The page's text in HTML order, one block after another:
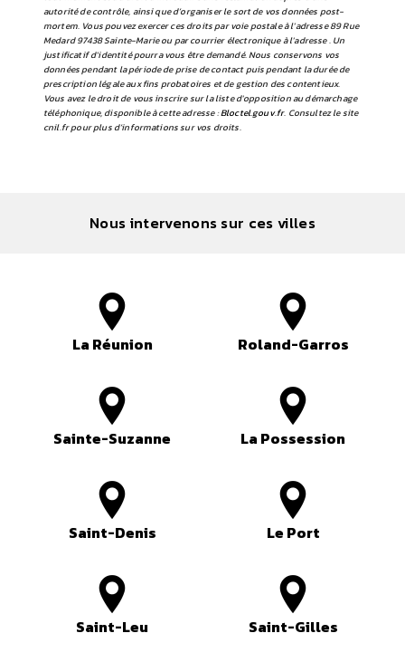
autorité de contrôle, ainsi que d’organiser le sort de vos données post-
mortem. Vous pouvez exercer ces droits par voie postale à l'adresse 89 Rue
Medard 97438 Sainte-Marie ou par courrier électronique à l'adresse . Un
justificatif d'identité pourra vous être demandé. Nous conservons vos
données pendant la période de prise de contact puis pendant la durée de
prescription légale aux fins probatoires et de gestion des contentieux.
Vous avez le droit de vous inscrire sur la liste d'opposition au démarchage
téléphonique, disponible à cette adresse :Bloctel.gouv.fr. Consultez le site
cnil.fr pour plus d’informations sur vos droits.
Nous intervenons sur ces villes
La Réunion Roland-Garros
Sainte-Suzanne La Possession
Saint-Denis Le Port
Saint-Leu Saint-Gilles